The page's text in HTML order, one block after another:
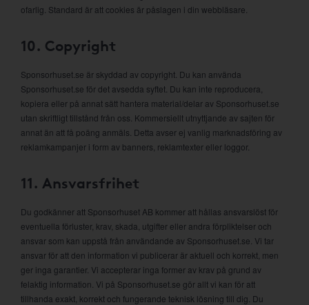
ofarlig. Standard är att cookies är påslagen i din webbläsare.
10. Copyright
Sponsorhuset.se är skyddad av copyright. Du kan använda
Sponsorhuset.se för det avsedda syftet. Du kan inte reproducera,
kopiera eller på annat sätt hantera material/delar av Sponsorhuset.se
utan skriftligt tillstånd från oss. Kommersiellt utnyttjande av sajten för
annat än att få poäng anmäls. Detta avser ej vanlig marknadsföring av
reklamkampanjer i form av banners, reklamtexter eller loggor.
11. Ansvarsfrihet
Du godkänner att Sponsorhuset AB kommer att hållas ansvarslöst för
eventuella förluster, krav, skada, utgifter eller andra förpliktelser och
ansvar som kan uppstå från användande av Sponsorhuset.se. Vi tar
ansvar för att den information vi publicerar är aktuell och korrekt, men
ger inga garantier. Vi accepterar inga former av krav på grund av
felaktig information. Vi på Sponsorhuset.se gör allt vi kan för att
tillhanda exakt, korrekt och fungerande teknisk lösning till dig. Du